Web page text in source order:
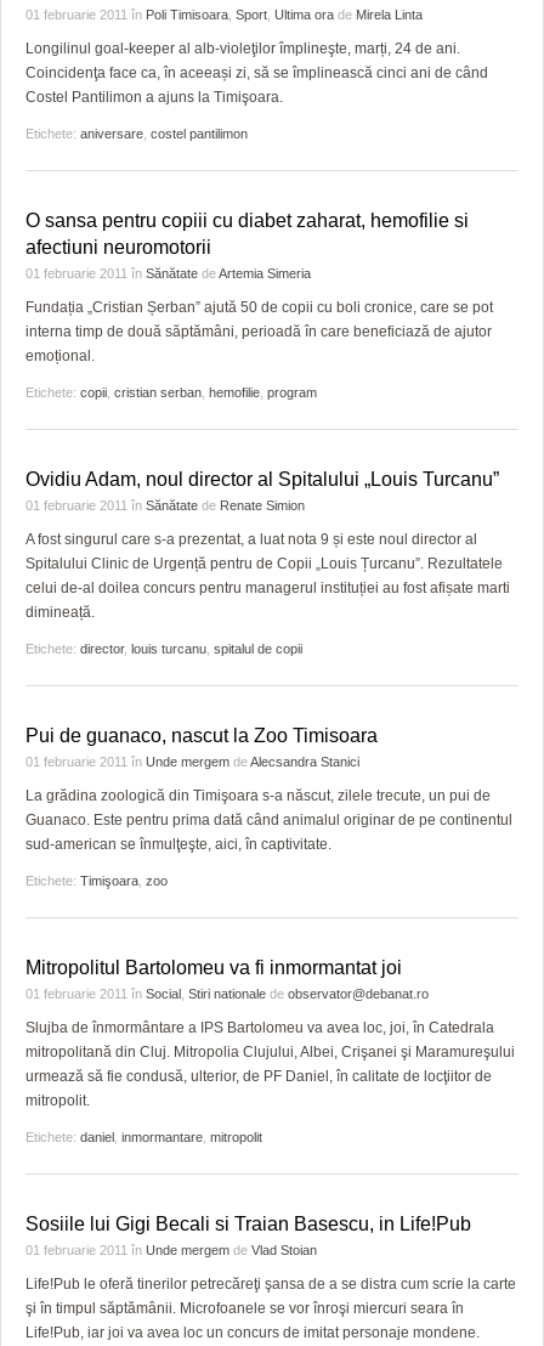
01 februarie 2011 în Poli Timisoara Sport Ultima ora de Mirela Linta
Longilinul goal-keeper al alb-violeţilor împlineşte, marți, 24 de ani.
Coincidenţa face ca, în aceeași zi, să se împlinească cinci ani de când
Costel Pantilimon a ajuns la Timişoara.
Etichete: aniversare costel pantilimon
O sansa pentru copiii cu diabet zaharat, hemofilie si
afectiuni neuromotorii
01 februarie 2011 în Sănătate deArtemia Simeria
Fundația „Cristian Șerban” ajută 50 de copii cu boli cronice, care se pot
interna timp de două săptămâni, perioadă în care beneficiază de ajutor
emoțional.
Etichete: copii cristian serban hemofilie program
Ovidiu Adam, noul director al Spitalului „Louis Turcanu”
01 februarie 2011 în Sănătate de Renate Simion
A fost singurul care s-a prezentat, a luat nota 9 și este noul director al
Spitalului Clinic de Urgență pentru de Copii „Louis Țurcanu”. Rezultatele
celui de-al doilea concurs pentru managerul instituției au fost afișate marti
dimineață.
Etichete: director, louis turcanu spitalul de copii
Pui de guanaco, nascut la Zoo Timisoara
01 februarie 2011 în Unde mergem deAlecsandra Stanici
La grădina zoologică din Timişoara s-a născut, zilele trecute, un pui de
Guanaco. Este pentru prima dată când animalul originar de pe continentul
sud-american se înmulţeşte, aici, în captivitate.
Etichete: Timişoara zoo
Mitropolitul Bartolomeu va fi inmormantat joi
01 februarie 2011 în Social Stiri nationale de observator@debanat.ro
Slujba de înmormântare a IPS Bartolomeu va avea loc, joi, în Catedrala
mitropolitană din Cluj. Mitropolia Clujului, Albei, Crişanei şi Maramureşului
urmează să fie condusă, ulterior, de PF Daniel, în calitate de locţiitor de
mitropolit.
Etichete: daniel inmormantare mitropolit
Sosiile lui Gigi Becali si Traian Basescu, in Life!Pub
01 februarie 2011 în Unde mergem de Vlad Stoian
Life!Pub le oferă tinerilor petrecăreţi şansa de a se distra cum scrie la carte
şi în timpul săptămânii. Microfoanele se vor înroşi miercuri seara în
Life!Pub, iar joi va avea loc un concurs de imitat personaje mondene.